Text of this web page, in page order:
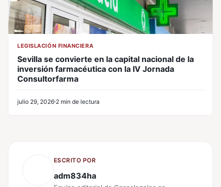
LEGISLACIÓN FINANCIERA
Sevilla se convierte en la capital nacional de la
inversión farmacéutica con la IV Jornada
Consultorfarma
julio 29, 2026 2 min de lectura
ESCRITO POR
adm834ha